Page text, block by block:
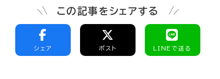
この記事をシェアする
シェア ポスト LINEで送る